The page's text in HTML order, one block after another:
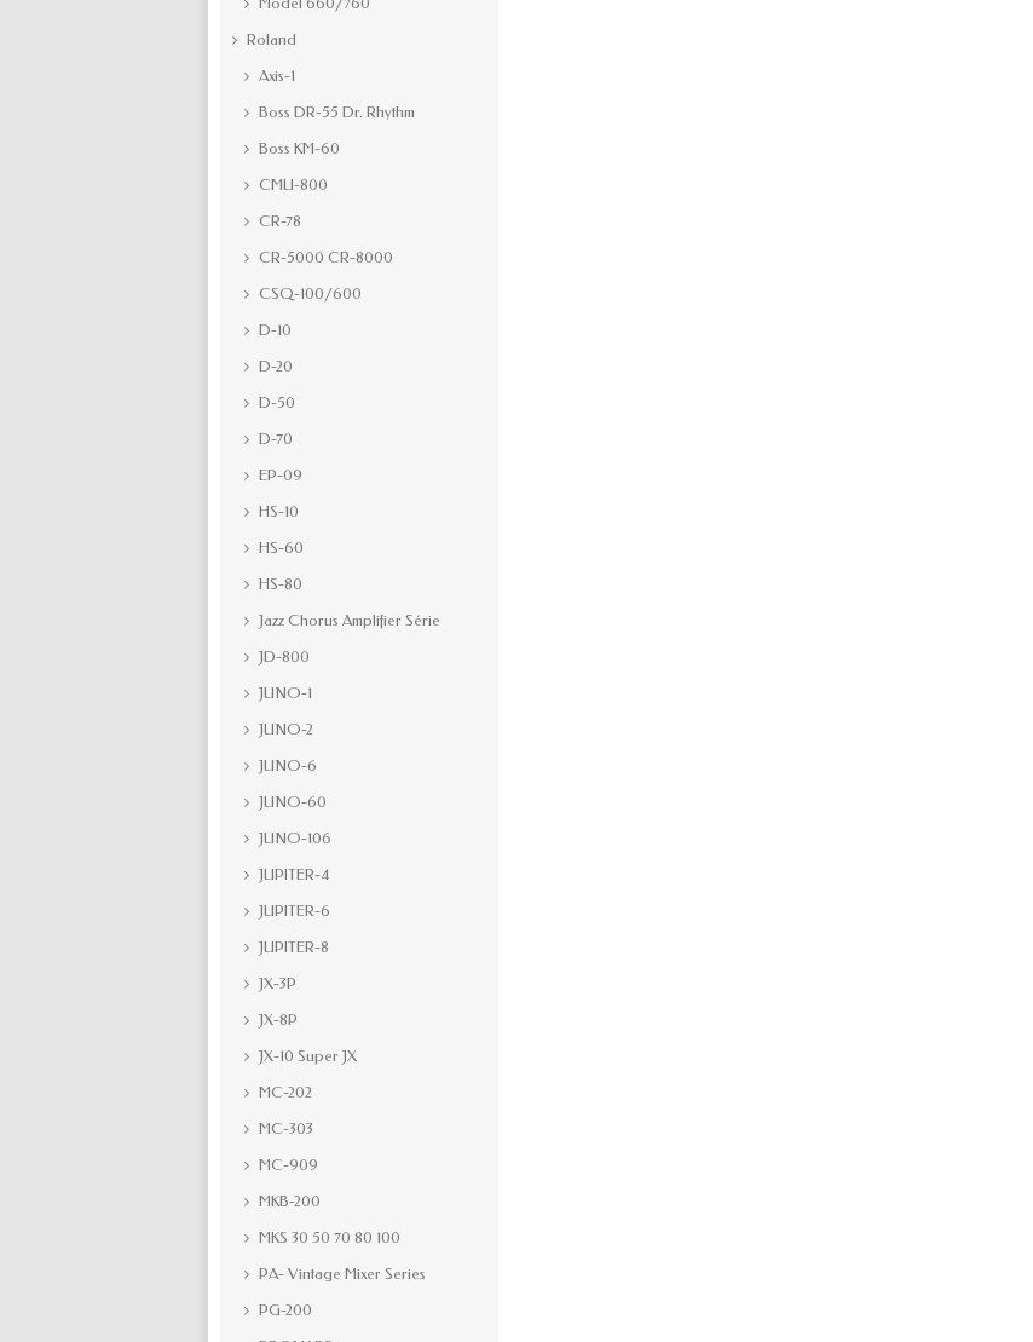
Roland
Axis-1
Boss DR-55 Dr. Rhythm
Boss KM-60
CMU-800
CR-78
CR-5000 CR-8000
CSQ-100/600
D-10
D-20
D-50
D-70
EP-09
HS-10
HS-60
HS-80
Jazz Chorus Amplifier Série
JD-800
JUNO-1
JUNO-2
JUNO-6
JUNO-60
JUNO-106
JUPITER-4
JUPITER-6
JUPITER-8
JX-3P
JX-8P
JX-10 Super JX
MC-202
MC-303
MC-909
MKB-200
MKS 30 50 70 80 100
PA- Vintage Mixer Series
PG-200